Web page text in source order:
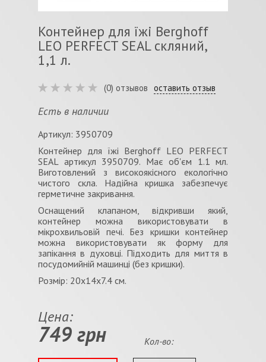
Контейнер для їжі Berghoff
LEO PERFECT SEAL скляний,
1,1 л.
(0) отзывов оставить отзыв
Есть в наличии
Артикул: 3950709
Контейнер для їжі Berghoff LEO PERFECT
SEAL артикул 3950709. Має об'єм 1.1 мл.
Виготовлений з високоякісного екологічно
чистого скла. Надійна кришка забезпечує
герметичне закривання.
Оснащений клапаном, відкривши який,
контейнер можна використовувати в
мікрохвильовій печі. Без кришки контейнер
можна використовувати як форму для
запікання в духовці. Підходить для миття в
посудомийній машинці (без кришки).
Розмір: 20x14x7.4 см.
Цена:
749 грн Кол-во: